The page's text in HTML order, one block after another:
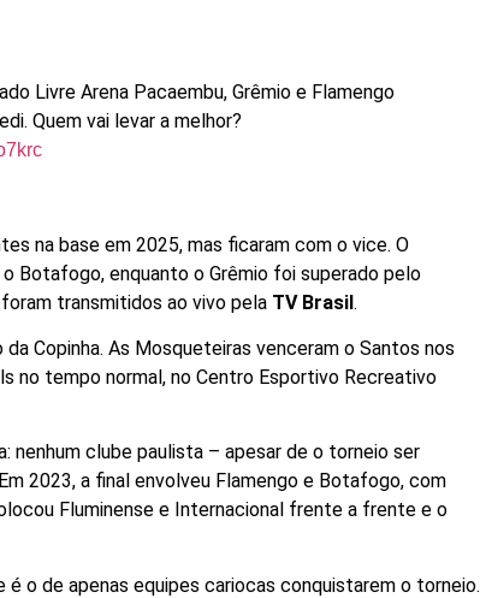
Livre Arena Pacaembu, Grêmio e Flamengo
Quem vai levar a melhor?
na base em 2025, mas ficaram com o vice. O
Botafogo, enquanto o Grêmio foi superado pelo
transmitidos ao vivo pela TV Brasil.
Copinha. As Mosqueteiras venceram o Santos nos
no tempo normal, no Centro Esportivo Recreativo
nenhum clube paulista – apesar de o torneio ser
2023, a final envolveu Flamengo e Botafogo, com
Fluminense e Internacional frente a frente e o
o de apenas equipes cariocas conquistarem o torneio.